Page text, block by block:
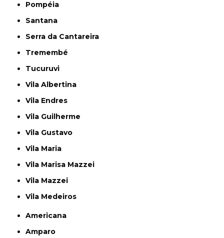
Pompéia
Santana
Serra da Cantareira
Tremembé
Tucuruvi
Vila Albertina
Vila Endres
Vila Guilherme
Vila Gustavo
Vila Maria
Vila Marisa Mazzei
Vila Mazzei
Vila Medeiros
Americana
Amparo